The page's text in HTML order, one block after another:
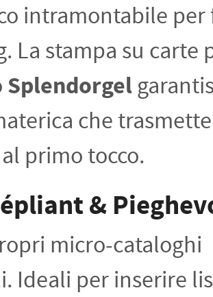
intramontabile per
La stampa su carte
Splendorgel
che trasmette
primo tocco.
&
micro-cataloghi
Ideali per inserire